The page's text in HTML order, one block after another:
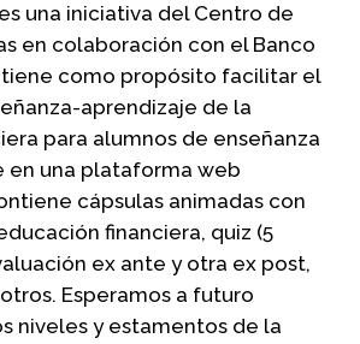
una iniciativa del Centro de
en colaboración con el Banco
tiene como propósito facilitar el
aprendizaje de la
para alumnos de enseñanza
en una plataforma web
cápsulas animadas con
financiera, quiz (5
ex ante y otra ex post,
Esperamos a futuro
niveles y estamentos de la